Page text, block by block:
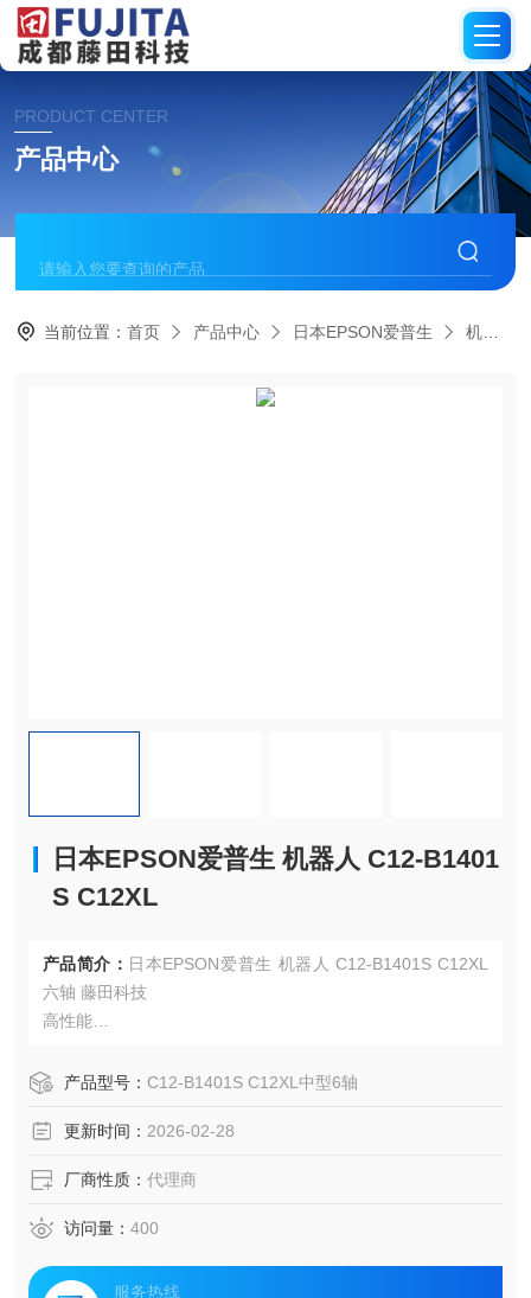
PRODUCT CENTER
产品中心
当前位置：首页 产品中心 日本EPSON爱普生 机械臂
日本EPSON爱普生 机器人 C12-B1401
S C12XL
产品简介： 日本EPSON爱普生 机器人 C12-B1401S C12XL
六轴 藤田科技
高性能
较高的重复定位精度，符合客户期许
产品型号： C12-B1401S C12XL中型6轴
更新时间： 2026-02-28
厂商性质： 代理商
访问量： 400
服务热线